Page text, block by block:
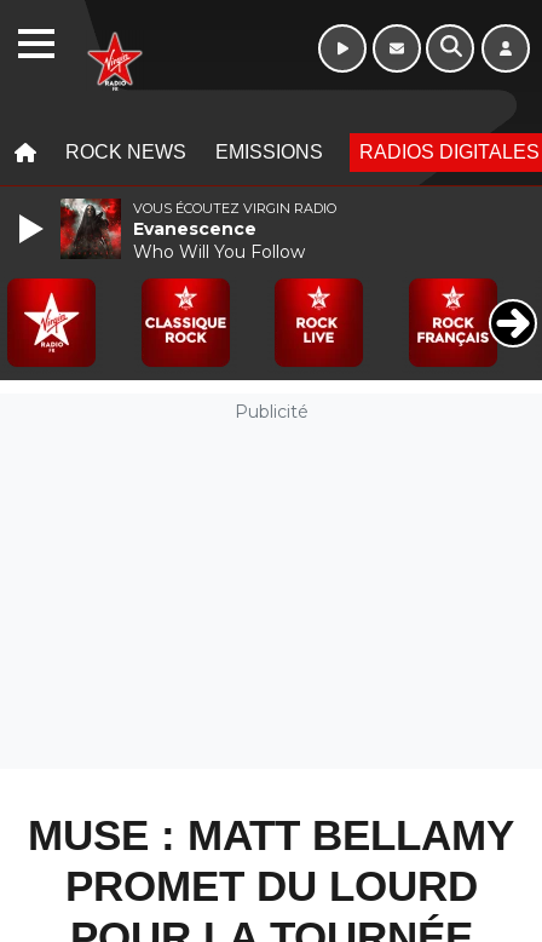
ROCK NEWS EMISSIONS RADIOS DIGITALES
Publicité
MUSE : MATT BELLAMY
PROMET DU LOURD
VOUS ÉCOUTEZ VIRGIN RADIO
Evanescence
Who Will You Follow
WEBRADIO